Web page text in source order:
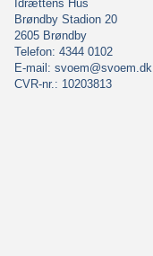
Idrættens Hus
Brøndby Stadion 20
2605 Brøndby
Telefon: 4344 0102
E-mail: svoem@svoem.dk
CVR-nr.: 10203813